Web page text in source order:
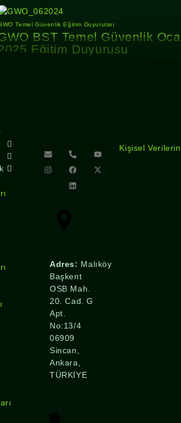
Temel Güvenlik Eğitim Duyuruları
BST Temel Güvenlik
Eğitim Duyurusu
Adres: Malıköy
Başkent
OSB Mah.
20. Cad. G
Apt.
No:13/4
06909
Sincan,
Ankara,
TÜRKİYE
Kişisel